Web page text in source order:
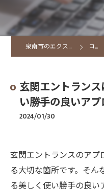
泉南市のエクステリアならK CRAFT コラム
玄関エントラン
い勝手の良いア
2024/01/30
玄関エントランスのア
る大切な箇所です。そ
る美しく使い勝手の良